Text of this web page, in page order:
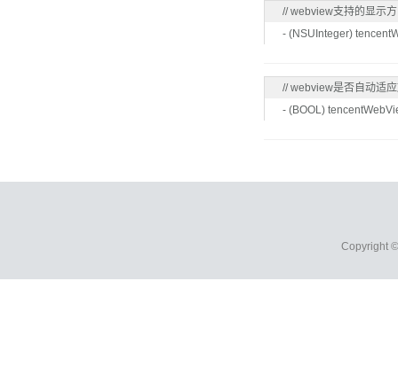
// webview支持的显示
- (NSUInteger)
// webview是否自动适
- (BOOL)
Copyright